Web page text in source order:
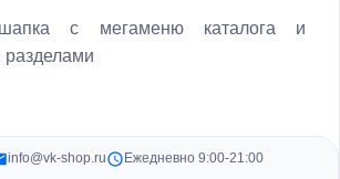
и купоны
заказы
с мегаменю каталога и
info@vk-shop.ru Ежедневно 9:00-21:00